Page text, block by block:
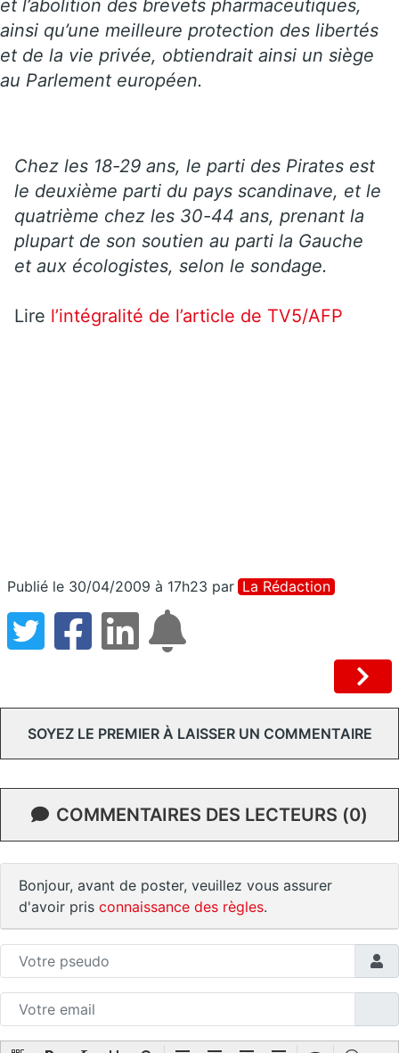
et l’abolition des brevets pharmaceutiques,
ainsi qu’une meilleure protection des libertés
et de la vie privée, obtiendrait ainsi un siège
au Parlement européen.
Chez les 18-29 ans, le parti des Pirates est
le deuxième parti du pays scandinave, et le
quatrième chez les 30-44 ans, prenant la
plupart de son soutien au parti la Gauche
et aux écologistes, selon le sondage.
Lire l’intégralité de l’article de TV5/AFP
Publié le 30/04/2009 à 17h23 par La Rédaction
SOYEZ LE PREMIER À LAISSER UN COMMENTAIRE
COMMENTAIRES DES LECTEURS (0)
Bonjour, avant de poster, veuillez vous assurer
d'avoir pris connaissance des règles.